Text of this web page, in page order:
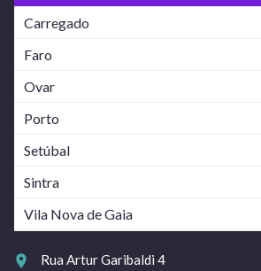
Carregado
Faro
Ovar
Porto
Setúbal
Sintra
Vila Nova de Gaia
Rua Artur Garibaldi 4